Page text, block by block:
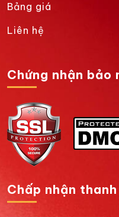
Bảng giá
Liên hệ
Chứng nhận bảo
Chấp nhận